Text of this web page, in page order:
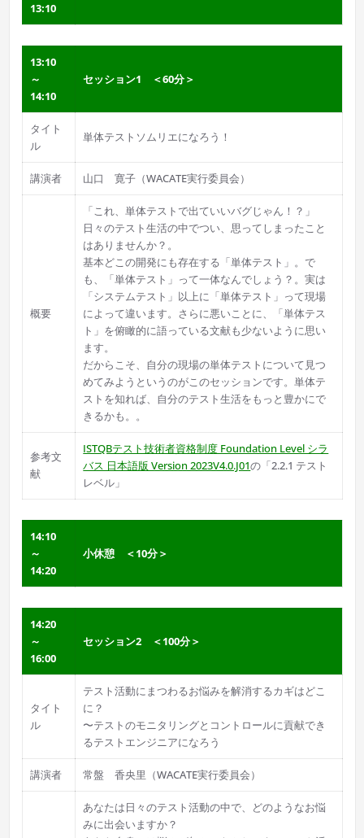
13:10
13:10
～
14:10
セッション1 ＜60分＞
タイト
ル
単体テストソムリエになろう！
講演者 山口 寛子（WACATE実行委員会）
概要
「これ、単体テストで出ていいバグじゃん！？」
日々のテスト生活の中でつい、思ってしまったこと
はありませんか？。
基本どこの開発にも存在する「単体テスト」。で
も、「単体テスト」って一体なんでしょう？。実は
「システムテスト」以上に「単体テスト」って現場
によって違います。さらに悪いことに、「単体テス
ト」を俯瞰的に語っている文献も少ないように思い
ます。
だからこそ、自分の現場の単体テストについて見つ
めてみようというのがこのセッションです。単体テ
ストを知れば、自分のテスト生活をもっと豊かにで
きるかも。。
参考文
献
ISTQBテスト技術者資格制度 Foundation Level シラ
バス 日本語版 Version 2023V4.0.J01の「2.2.1 テスト
レベル」
14:10
～
14:20
小休憩 ＜10分＞
14:20
～
16:00
セッション2 ＜100分＞
タイト
ル
テスト活動にまつわるお悩みを解消するカギはどこ
に？
〜テストのモニタリングとコントロールに貢献でき
るテストエンジニアになろう
講演者 常盤 香央里（WACATE実行委員会）
あなたは日々のテスト活動の中で、どのようなお悩
みに出会いますか？